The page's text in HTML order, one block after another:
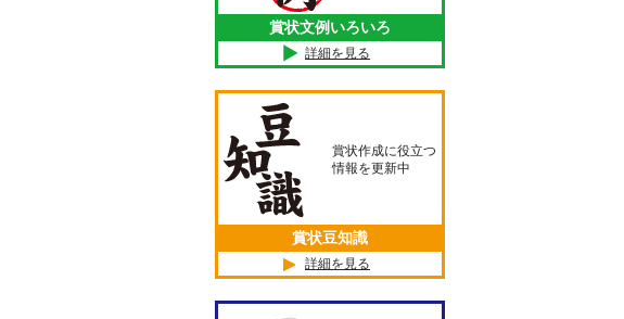
賞状文例いろいろ
詳細を見る
賞状作成に役立つ
情報を更新中
賞状豆知識
詳細を見る